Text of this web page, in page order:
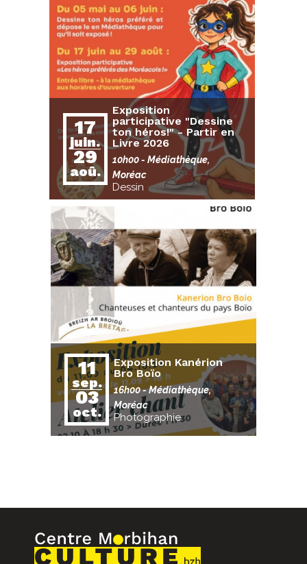
17
juin.
29
aoû.
Exposition
participative "Dessine
ton héros!" - Partir en
Livre 2026
10h00- Médiathèque,
Moréac
Dessin
11
sep.
03
oct.
Exposition Kanérion
Bro Boïo
16h00- Médiathèque,
Moréac
Photographie